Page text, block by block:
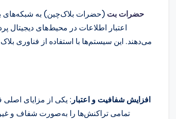
حضرات بت (حضرات بلاک‌چین) به شبکه‌های
اعتبار اطلاعات در محیط‌های دیجیتال
می‌دهند. این سیستم‌ها با استفاده از فناوری
افزایش شفافیت و اعتبار : یکی از مزایای اصلی
تمامی تراکنش‌ها را به‌صورت شفاف و